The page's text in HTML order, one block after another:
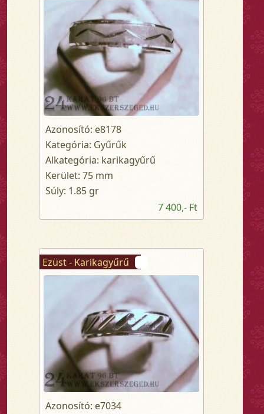
Azonosító: e8178
Kategória: Gyűrűk
Alkategória: karikagyűrű
Kerület: 75 mm
Súly: 1.85 gr
7 400,- Ft
Ezüst - Karikagyűrű
Azonosító: e7034